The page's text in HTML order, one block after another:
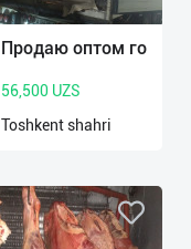
Продаю оптом го
56,500 UZS
Toshkent shahri